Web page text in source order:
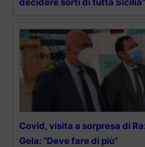
Covid, visita a sorpresa di
Gela: “Deve fare di più”